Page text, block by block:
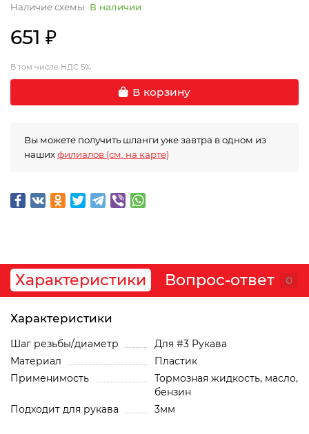
В наличии
651 ₽
В том числе НДС 5%
В корзину
Вы можете получить шланги уже завтра в одном из
нашихфилиалов (см. на карте)
Характеристики Вопрос-ответ 0
Характеристики
Шаг резьбы/диаметр
Для #3 Рукава
Материал
Пластик
Применимость
Тормозная жидкость, масло,
бензин
Подходит для рукава
3мм